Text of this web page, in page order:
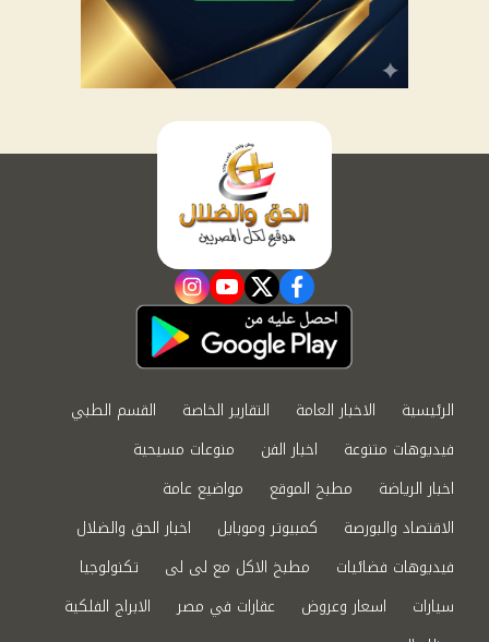
facebook
twitter
youtube
instagram
الرئيسية الاخبار العامة التقارير الخاصة
القسم الطبي
فيديوهات متنوعة
اخبار الفن
منوعات مسيحية
اخبار الرياضة
مطبخ الموقع
مواضيع عامة
الاقتصاد والبورصة
كمبيوتر وموبايل
اخبار الحق والضلال
فيديوهات فضائيات
مطبخ الاكل مع لى لى
تكنولوجيا
سيارات
اسعار وعروض عقارات في مصر
الابراج الفلكية